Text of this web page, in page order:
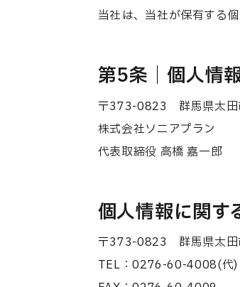
当社は、当社が保有する
第5条｜個人情
〒373-0823 群馬県太
株式会社ソニアプラン
代表取締役 高橋 嘉一郎
個人情報に関す
〒373-0823 群馬県太
TEL：0276-60-4008(代)